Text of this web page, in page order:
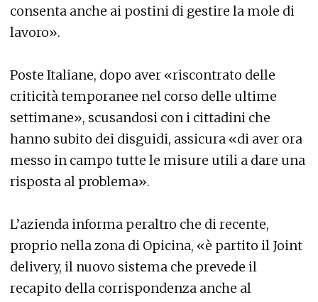
consenta anche ai postini di gestire la mole di
lavoro».
Poste Italiane, dopo aver «riscontrato delle
criticità temporanee nel corso delle ultime
settimane», scusandosi con i cittadini che
hanno subito dei disguidi, assicura «di aver ora
messo in campo tutte le misure utili a dare una
risposta al problema».
L’azienda informa peraltro che di recente,
proprio nella zona di Opicina, «è partito il Joint
delivery, il nuovo sistema che prevede il
recapito della corrispondenza anche al